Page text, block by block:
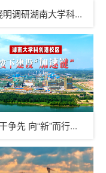
明调研湖南大学科...
争先 向“新”而行...